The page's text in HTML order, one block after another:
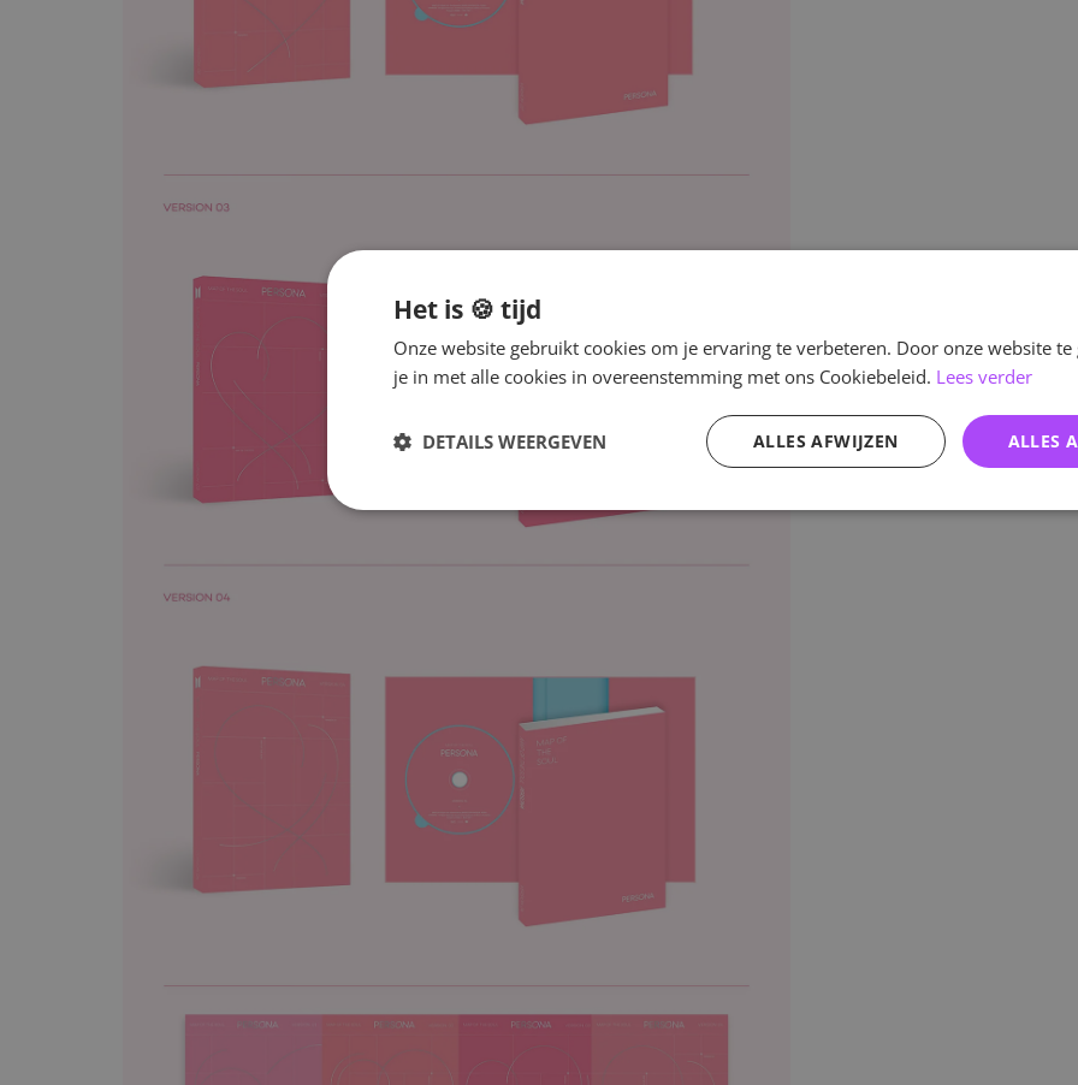
Het is 🍪 tijd
Onze website gebruikt cookies om je ervaring te verbeteren. Door onze website
je in met alle cookies in overeenstemming met ons Cookiebeleid. Lees verder
ALLES
ALLES AFWIJZEN
DETAILS WEERGEVEN